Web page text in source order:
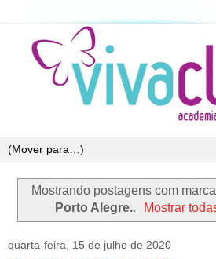
Mostrando postagens com
Porto Alegre.. Mostrar
quarta-feira, 15 de julho de 2020